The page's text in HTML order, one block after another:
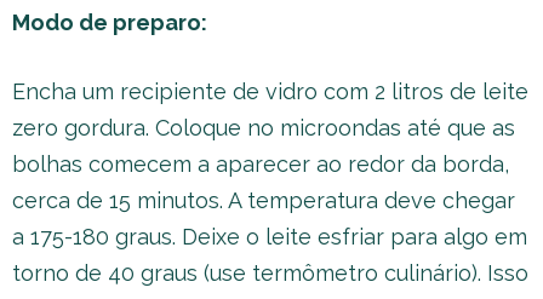
Modo de preparo:
Encha um recipiente de vidro com 2 litros de leite
zero gordura. Coloque no microondas até que as
bolhas comecem a aparecer ao redor da borda,
cerca de 15 minutos. A temperatura deve chegar
a 175-180 graus. Deixe o leite esfriar para algo em
torno de 40 graus (use termômetro culinário). Isso